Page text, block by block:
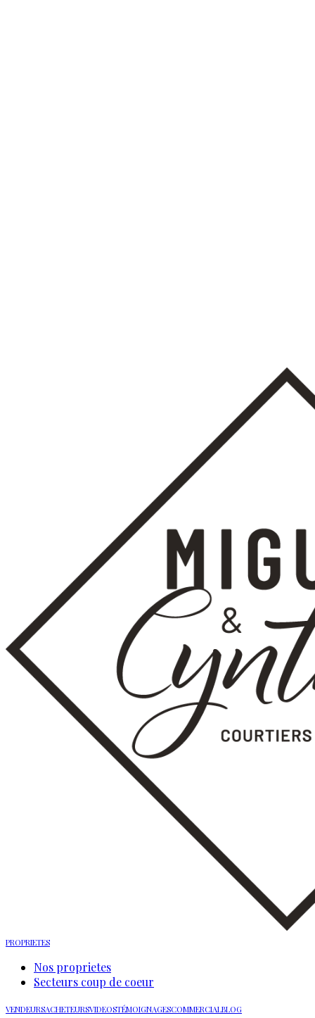
PROPRIETES
Nos proprietes
Secteurs coup de coeur
VENDEURSACHETEURSVIDEOSTÉMOIGNAGESCOMMERCIALBLOG